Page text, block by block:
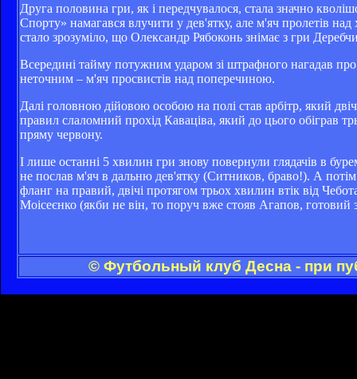
Друга половина гри, як і передчувалося, стала значно
Спорту» намагався влучити у дев'ятку, але м'яч пролетів
стало зрозуміло, що Олександр Рябоконь знімає з гри
Всередині тайму потужним ударом зі штрафного нагадав
неточним – м'яч просвистів над поперечиною.
Далі головною дійовою особою на полі став арбітр, який
правил слаломний прохід Каваціва, який до цього обіграв
пряму червону.
І лише останні 5 хвилин гри знову повернули глядачів в
не послав м'яч в дальню дев'ятку (Ситников, браво!). А
фланг на правий, двічі протягом трьох хвилин втік від
Моісеєнко (якби не він, то поруч вже стояв Агапов,
© Футбольный клуб Десна - при